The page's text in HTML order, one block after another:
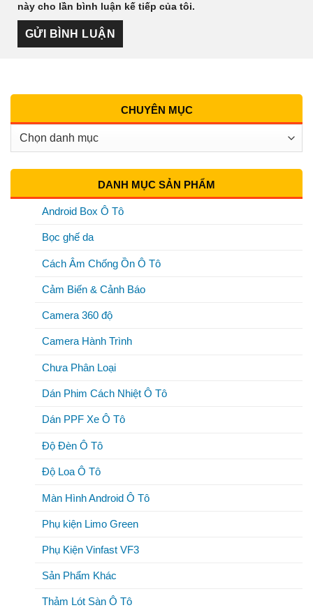
này cho lần bình luận kế tiếp của tôi.
CHUYÊN MỤC
Chuyên
DANH MỤC SẢN PHẨM
Android Box Ô Tô
Bọc ghế da
Cách Âm Chống Ồn Ô Tô
Cảm Biến & Cảnh Báo
Camera 360 độ
Camera Hành Trình
Chưa Phân Loại
Dán Phim Cách Nhiệt Ô Tô
Dán PPF Xe Ô Tô
Độ Đèn Ô Tô
Độ Loa Ô Tô
Màn Hình Android Ô Tô
Phụ kiện Limo Green
Phụ Kiện Vinfast VF3
Sản Phẩm Khác
Thảm Lót Sàn Ô Tô